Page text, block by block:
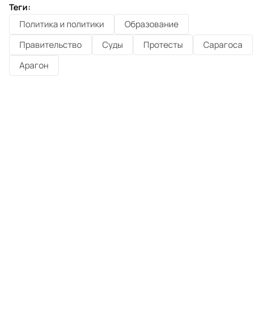
Теги:
Политика и политики
Образование
Правительство
Суды Протесты
Сарагоса
Арагон